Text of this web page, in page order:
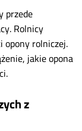
przede
Rolnicy
opony rolniczej.
jakie opona
z